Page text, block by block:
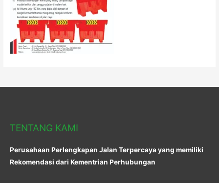
TENTANG KAMI
Perusahaan Perlengkapan Jalan Terpercaya yang memiliki
Rekomendasi dari Kementrian Perhubungan